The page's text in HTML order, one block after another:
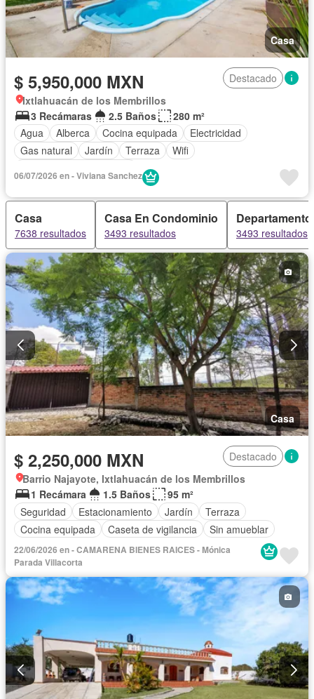
Casa
$ 5,950,000 MXN
Destacado
Ixtlahuacán de los Membrillos
3 Recámaras
2.5 Baños
280 m²
Agua
Alberca Cocina equipada
Electricidad
Gas natural
Jardín Terraza
Wifi
06/07/2026 en - Viviana Sanchez
Casa
7638 resultados
Casa En Condominio
3493 resultados
Departamento
3493 resultados
Casa
$ 2,250,000 MXN
Destacado
Barrio Najayote, Ixtlahuacán de los Membrillos
1 Recámara
1.5 Baños
95 m²
Seguridad
Estacionamiento Jardín
Terraza
Cocina equipada
Caseta de vigilancia Sin amueblar
22/06/2026 en - CAMARENA BIENES RAICES - Mónica
Parada Villacorta